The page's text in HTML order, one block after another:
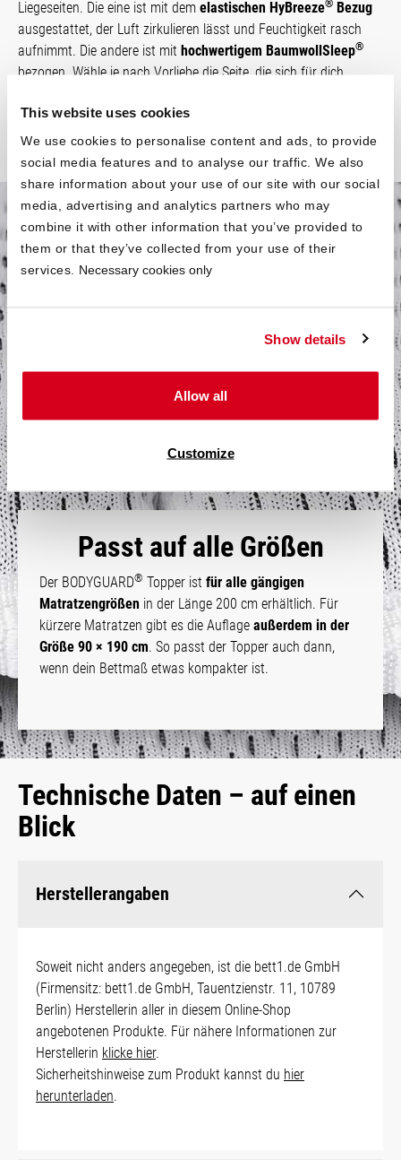
This website uses cookies
We use cookies to personalise content and ads, to provide
social media features and to analyse our traffic. We also
share information about your use of our site with our social
media, advertising and analytics partners who may
combine it with other information that you’ve provided to
them or that they’ve collected from your use of their
services. Necessary cookies only
Show details
Allow all
Customize
Liegeseiten. Die eine ist mit dem elastischen HyBreeze® Bezug
ausgestattet, der Luft zirkulieren lässt und Feuchtigkeit rasch
aufnimmt. Die andere ist mit hochwertigem BaumwollSleep®
bezogen. Wähle je nach Vorliebe die Seite, die sich für dich
Im Kern ein kleines
Ergonomiewunder
Topper ist einbesonders
BODYGUARD®Matratze wurden für den Topper
übernommen. So werden sensible Körperpartien wie
Nacken, Schulter und Lenden zusätzlich entlastet.
Passt auf alle Größen
Der BODYGUARD® Topper ist für alle gängigen
Matratzengrößen in der Länge 200 cm erhältlich. Für
kürzere Matratzen gibt es die Auflage außerdem in der
Größe 90 × 190 cm. So passt der Topper auch dann,
wenn dein Bettmaß etwas kompakter ist.
Technische Daten – auf einen
Blick
Herstellerangaben
Soweit nicht anders angegeben, ist die bett1.de GmbH
(Firmensitz: bett1.de GmbH, Tauentzienstr. 11, 10789
Berlin) Herstellerin aller in diesem Online-Shop
angebotenen Produkte. Für nähere Informationen zur
Herstellerin klicke hier.
Sicherheitshinweise zum Produkt kannst du hier
herunterladen.